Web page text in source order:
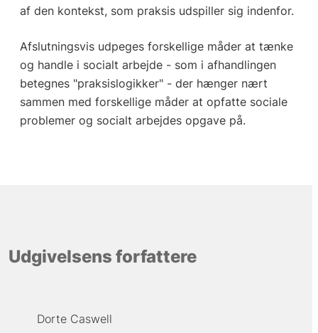
af den kontekst, som praksis udspiller sig indenfor.
Afslutningsvis udpeges forskellige måder at tænke
og handle i socialt arbejde - som i afhandlingen
betegnes "praksislogikker" - der hænger nært
sammen med forskellige måder at opfatte sociale
problemer og socialt arbejdes opgave på.
Udgivelsens forfattere
Dorte Caswell